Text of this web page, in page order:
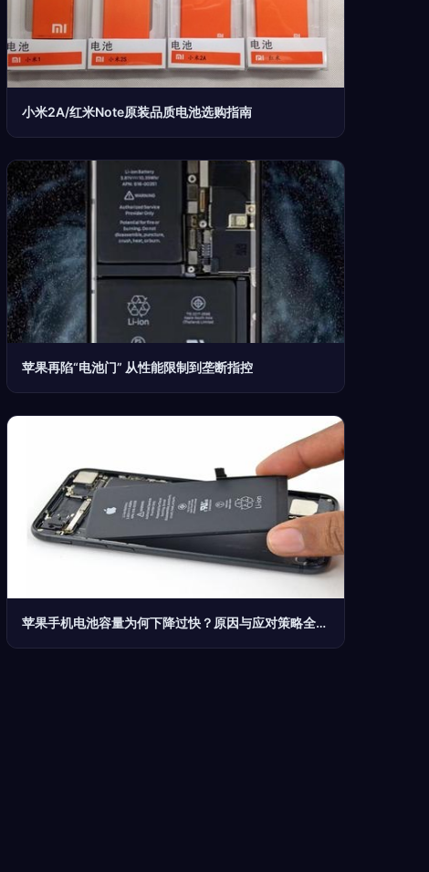
小米2A/红米Note原装品质电池选购指南
苹果再陷“电池门” 从性能限制到垄断指控
苹果手机电池容量为何下降过快？原因与应对策略全解析